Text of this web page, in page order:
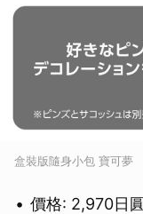
盒裝版隨身小包 寶可夢
價格: 2,970日